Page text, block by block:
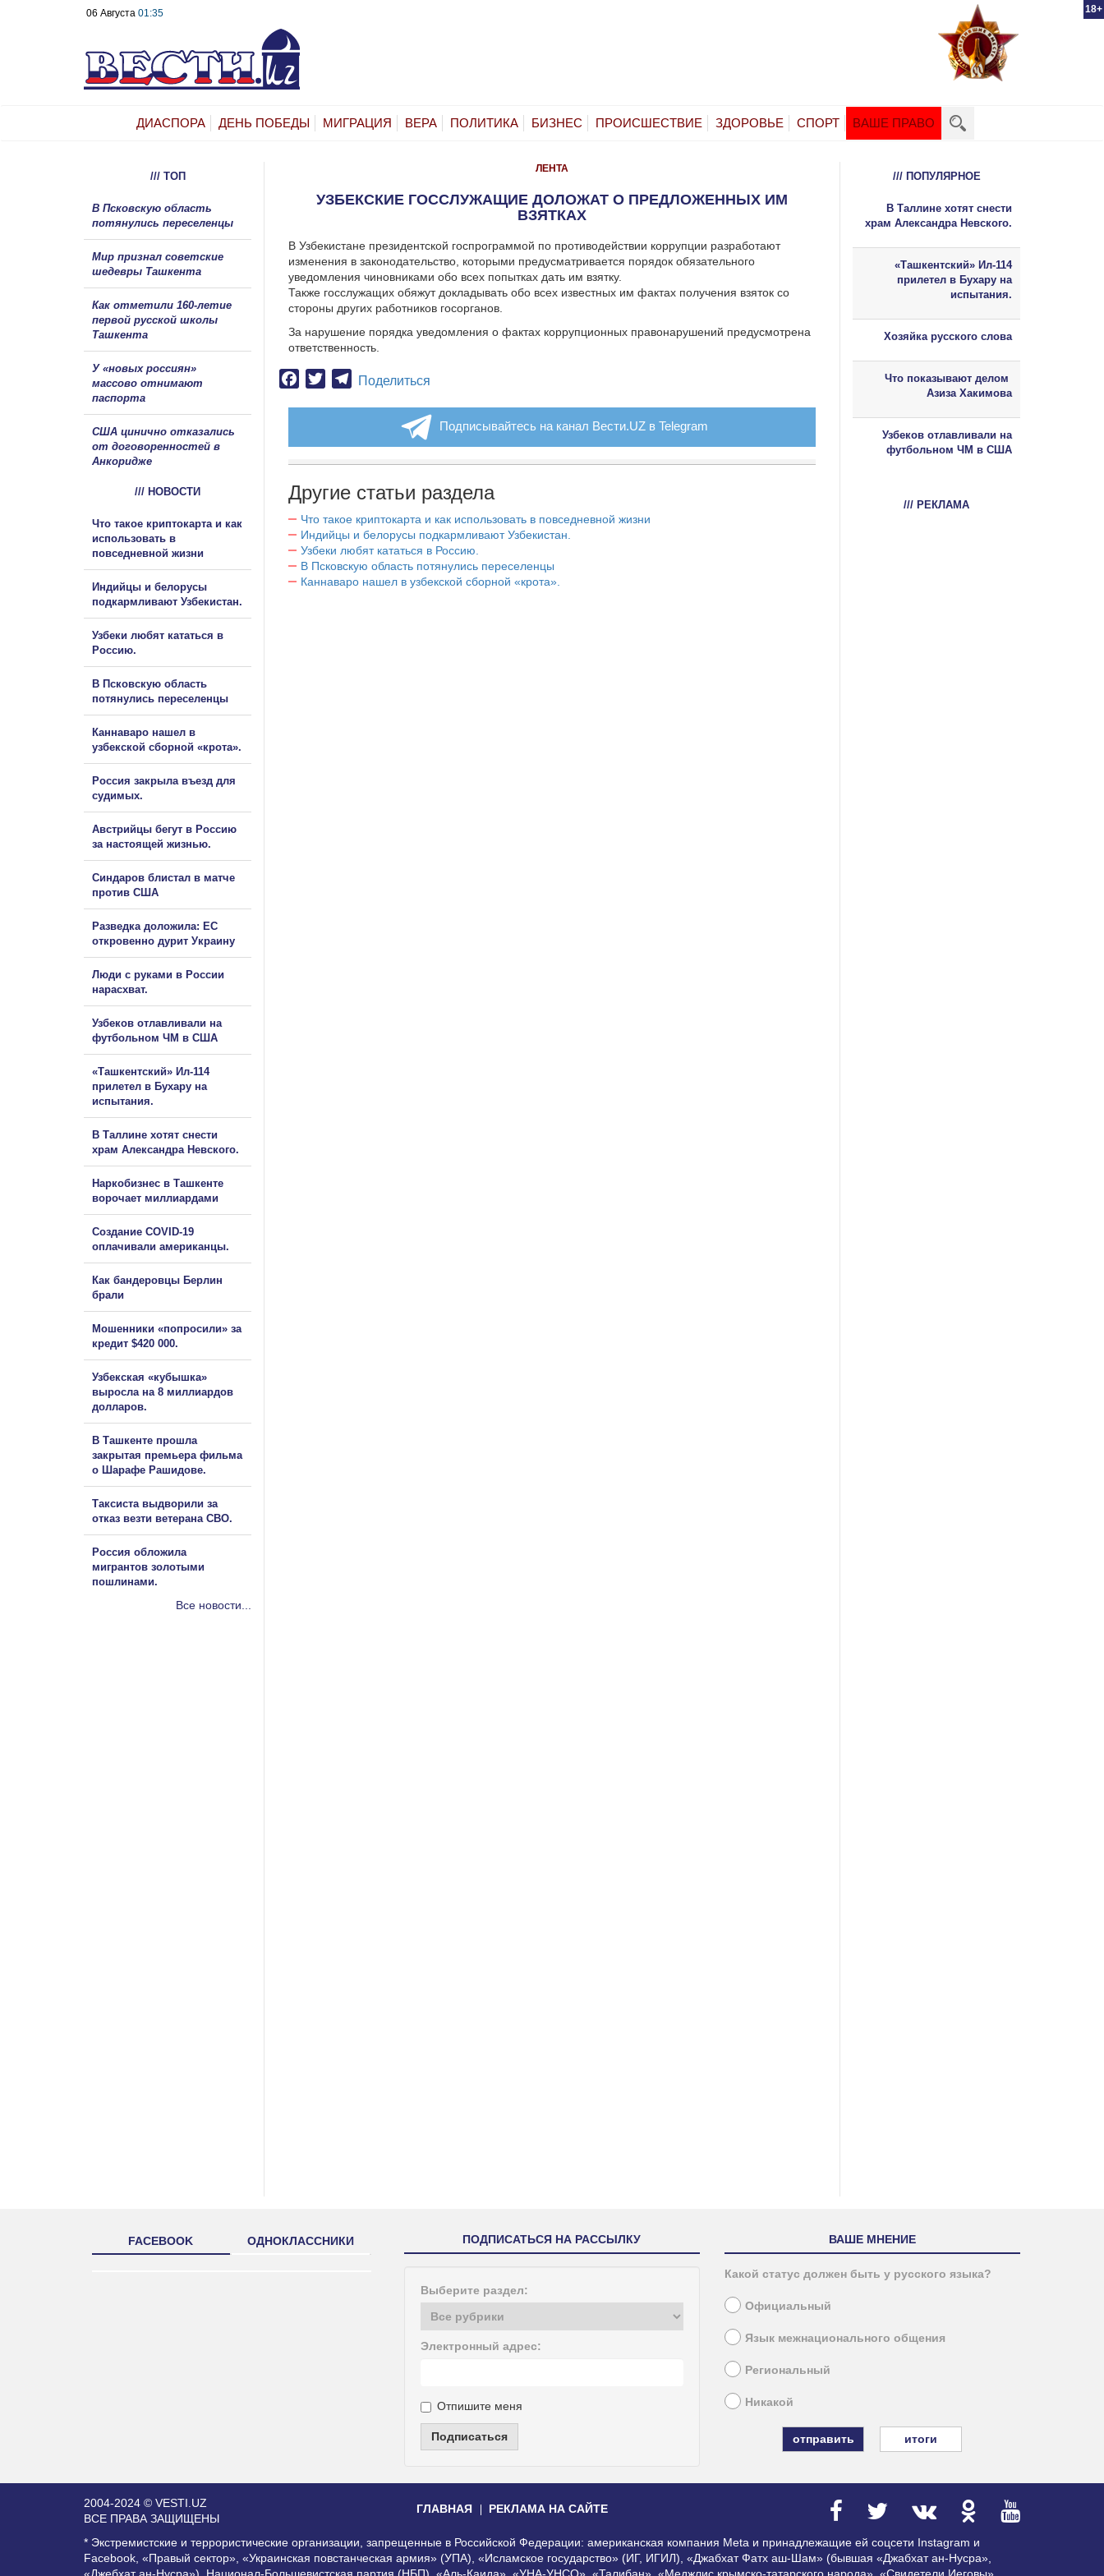
18+
06 Августа 01:35
ДИАСПОРА ДЕНЬ ПОБЕДЫ МИГРАЦИЯ ВЕРА ПОЛИТИКА БИЗНЕС ПРОИСШЕСТВИЕ ЗДОРОВЬЕ СПОРТ ВАШЕ ПРАВО
ЛЕНТА
УЗБЕКСКИЕ ГОССЛУЖАЩИЕ ДОЛОЖАТ О ПРЕДЛОЖЕННЫХ ИМ
ВЗЯТКАХ
В Узбекистане президентской госпрограммой по противодействии коррупции разработают
изменения в законодательство, которыми предусматривается порядок обязательного
уведомления чиновниками обо всех попытках дать им взятку.
Также госслужащих обяжут докладывать обо всех известных им фактах получения взяток со
стороны других работников госорганов.
За нарушение порядка уведомления о фактах коррупционных правонарушений предусмотрена
ответственность.
Facebook
TwitterTelegram
Поделиться
Подписывайтесь на канал Вести.UZ в Telegram
Другие статьи раздела
Что такое криптокарта и как использовать в повседневной жизни
Индийцы и белорусы подкармливают Узбекистан.
Узбеки любят кататься в Россию.
В Псковскую область потянулись переселенцы
Каннаваро нашел в узбекской сборной «крота».
/// ТОП
В Псковскую область
потянулись переселенцы
Мир признал советские
шедевры Ташкента
Как отметили 160-летие
первой русской школы
Ташкента
У «новых россиян»
массово отнимают
паспорта
США цинично отказались
от договоренностей в
Анкоридже
/// НОВОСТИ
Что такое криптокарта и как
использовать в
повседневной жизни
Индийцы и белорусы
подкармливают Узбекистан.
Узбеки любят кататься в
Россию.
В Псковскую область
потянулись переселенцы
Каннаваро нашел в
узбекской сборной «крота».
Россия закрыла въезд для
судимых.
Австрийцы бегут в Россию
за настоящей жизнью.
Синдаров блистал в матче
против США
Разведка доложила: ЕС
откровенно дурит Украину
Люди с руками в России
нарасхват.
Узбеков отлавливали на
футбольном ЧМ в США
«Ташкентский» Ил-114
прилетел в Бухару на
испытания.
В Таллине хотят снести
храм Александра Невского.
Наркобизнес в Ташкенте
ворочает миллиардами
Создание COVID-19
оплачивали американцы.
Как бандеровцы Берлин
брали
Мошенники «попросили» за
кредит $420 000.
Узбекская «кубышка»
выросла на 8 миллиардов
долларов.
В Ташкенте прошла
закрытая премьера фильма
о Шарафе Рашидове.
Таксиста выдворили за
отказ везти ветерана СВО.
Россия обложила
мигрантов золотыми
пошлинами.
Все новости...
/// ПОПУЛЯРНОЕ
В Таллине хотят снести
храм Александра Невского.
«Ташкентский» Ил-114
прилетел в Бухару на
испытания.
Хозяйка русского слова
Что показывают делом
Азиза Хакимова
Узбеков отлавливали на
футбольном ЧМ в США
/// РЕКЛАМА
FACEBOOK ОДНОКЛАССНИКИ ПОДПИСАТЬСЯ НА РАССЫЛКУ
Выберите раздел:
Электронный адрес:
Отпишите меня
Подписаться
ВАШЕ МНЕНИЕ
Какой статус должен быть у русского языка?
Официальный
Язык межнационального общения
Региональный
Никакой
итоги
2004-2024 © VESTI.UZ
ВСЕ ПРАВА ЗАЩИЩЕНЫ
ГЛАВНАЯ РЕКЛАМА НА САЙТЕ
* Экстремистские и террористические организации, запрещенные в Российской Федерации: американская компания Meta и принадлежащие ей соцсети Instagram и
Facebook, «Правый сектор», «Украинская повстанческая армия» (УПА), «Исламское государство» (ИГ, ИГИЛ), «Джабхат Фатх аш-Шам» (бывшая «Джабхат ан-Нусра»,
«Джебхат ан-Нусра»), Национал-Большевистская партия (НБП), «Аль-Каида», «УНА-УНСО», «Талибан», «Меджлис крымско-татарского народа», «Свидетели Иеговы»,